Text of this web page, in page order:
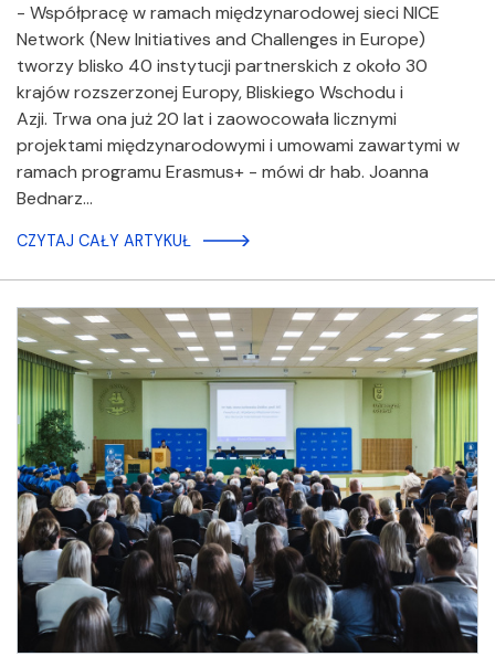
- Współpracę w ramach międzynarodowej sieci NICE
Network (New Initiatives and Challenges in Europe)
tworzy blisko 40 instytucji partnerskich z około 30
krajów rozszerzonej Europy, Bliskiego Wschodu i
Azji. Trwa ona już 20 lat i zaowocowała licznymi
projektami międzynarodowymi i umowami zawartymi w
ramach programu Erasmus+ - mówi dr hab. Joanna
Bednarz…
CZYTAJ CAŁY ARTYKUŁ